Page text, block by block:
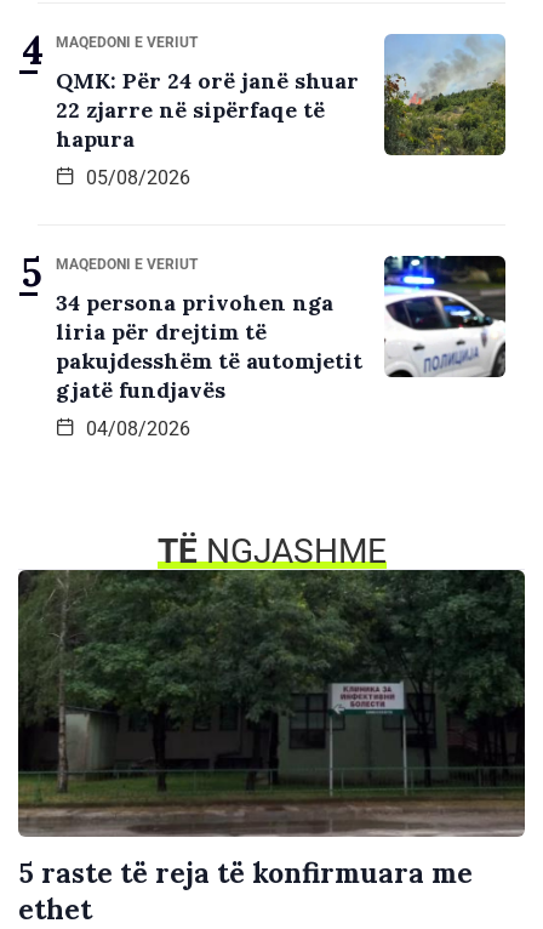
MAQEDONI E VERIUT
QMK: Për 24 orë janë shuar
22 zjarre në sipërfaqe të
hapura
05/08/2026
MAQEDONI E VERIUT
34 persona privohen nga
liria për drejtim të
pakujdesshëm të automjetit
gjatë fundjavës
04/08/2026
TËNGJASHME
5 raste të reja të konfirmuara me
ethet